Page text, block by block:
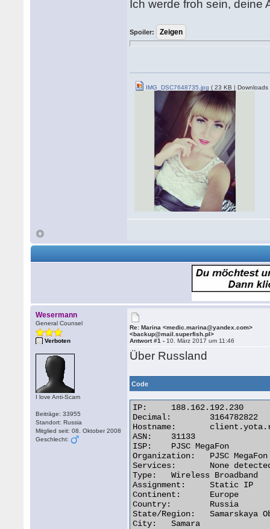
Ich werde froh sein, deine
Spoiler:
IMG_DSC7648735.jpg ( 23 KB | Downloads
Wesermann
General Counsel
Verboten
I love Anti-Scam
Beiträge: 33955
Standort: Russia
Mitglied seit: 08. Oktober 2008
Geschlecht:
Re: Marina <medic.marina@yandex.com>
<backup@mail.superfish.pl>
Antwort #1 - 10. März 2017 um 11:46
Über Russland
Code
IP:	188.162.192.230
Decimal:	3164782822
Hostname:	client.yota.ru
ASN:	31133
ISP:	PJSC MegaFon
Organization:	PJSC MegaFon
Services:	None detected
Type:	Wireless Broadband
Assignment:	Static IP
Continent:	Europe
Country:	Russia
State/Region:	Samarskaya Oblast'
City:	Samara